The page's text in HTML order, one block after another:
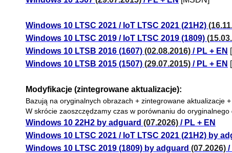
Windows 10 LTSC 2021 / IoT LTSC 2021 (21H2)
Windows 10 LTSC 2019 / IoT LTSC 2019 (1809)
Windows 10 LTSB 2016 (1607) (02.08.2016) / PL + EN
Windows 10 LTSB 2015 (1507) (29.07.2015) / PL + EN
Modyfikacje (zintegrowane aktualizacje):
Bazują na oryginalnych obrazach + zintegrowane aktualizacje
W skrócie zaoszczędzamy czas w porównaniu do
Windows 10 22H2 by adguard (07.2026) / PL + EN
Windows 10 LTSC 2021 / IoT LTSC 2021 (21H2) by
Windows 10 LTSC 2019 (1809) by adguard (07.2026) /